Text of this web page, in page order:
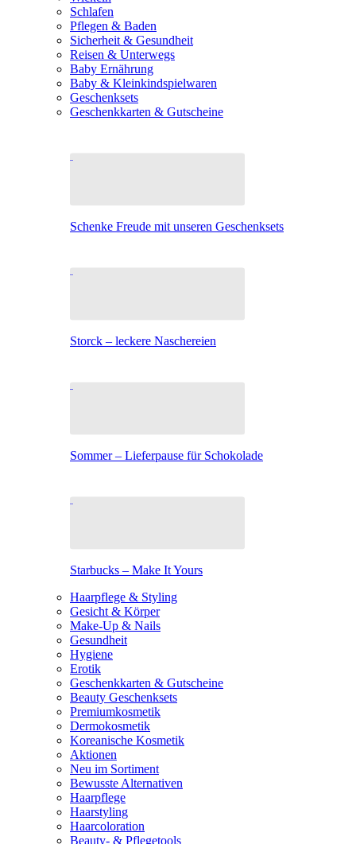
Schlafen
Pflegen & Baden
Sicherheit & Gesundheit
Reisen & Unterwegs
Baby Ernährung
Baby & Kleinkindspielwaren
Geschenksets
Geschenkkarten & Gutscheine
Schenke Freude mit unseren Geschenksets
Storck – leckere Naschereien
Sommer – Lieferpause für Schokolade
Starbucks – Make It Yours
Haarpflege & Styling
Gesicht & Körper
Make-Up & Nails
Gesundheit
Hygiene
Erotik
Geschenkkarten & Gutscheine
Beauty Geschenksets
Premiumkosmetik
Dermokosmetik
Koreanische Kosmetik
Aktionen
Neu im Sortiment
Bewusste Alternativen
Haarpflege
Haarstyling
Haarcoloration
Beauty- & Pflegetools